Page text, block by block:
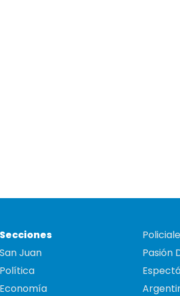
Secciones
San Juan
Política
Economía
Pasión